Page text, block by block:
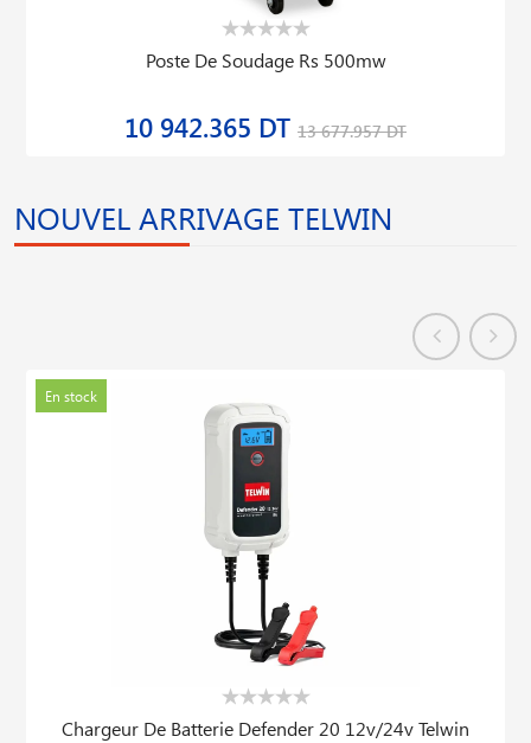
Poste De Soudage Rs 500mw
10 942.365 DT 13 677.957 DT
NOUVEL ARRIVAGE TELWIN
En stock
Chargeur De Batterie Defender 20 12v/24v Telwin